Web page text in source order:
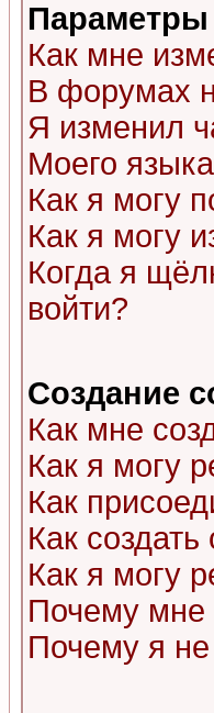
Параметры
Как мне
В форумах
Я изменил
Моего
Как я могу
Как я могу
Когда я
войти?
Создание
Как мне
Как я могу
Как
Как создать
Как я могу
Почему мне
Почему я не